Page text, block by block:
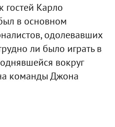
гостей Карло
в основном
одолевавших
ли было играть в
вокруг
команды Джона